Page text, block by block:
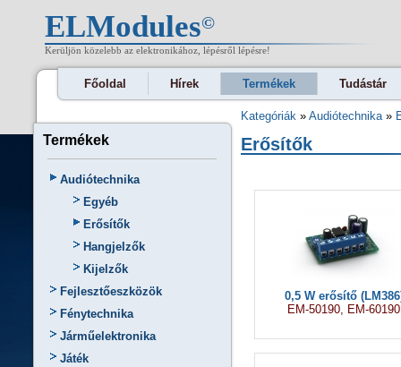
ELModules©
Kerüljön közelebb az elektronikához, lépésről lépésre!
Főoldal Hírek Termékek Tudástár
Termékek
Audiótechnika
Egyéb
Erősítők
Hangjelzők
Kijelzők
Fejlesztőeszközök
Fénytechnika
Járműelektronika
Játék
Kategóriák » Audiótechnika»
Erősítők
0,5 W erősítő
EM-50190, EM-60190